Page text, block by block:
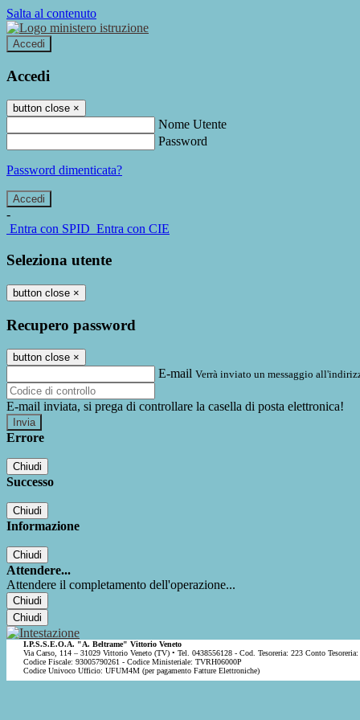
Salta al contenuto
Accedi
Accedi
button close ×
Nome Utente
Password
Password dimenticata?
-
Entra con SPID Entra con CIE
Seleziona utente
button close ×
Recupero password
button close ×
E-mail Verrà inviato un messaggio
E-mail inviata, si prega di controllare la casella di posta elettronica!
Errore
Chiudi
Successo
Chiudi
Informazione
Chiudi
Attendere...
Attendere il completamento dell'operazione...
Chiudi
Chiudi
I.P.S.S.E.O.A. "A. Beltrame" Vittorio Veneto
Via Carso, 114 – 31029 Vittorio Veneto (TV) • Tel. 0438556128 - Cod. Tesoreria: 223 Conto
Codice Fiscale: 93005790261 - Codice Ministeriale: TVRH06000P
Codice Univoco Ufficio: UFUM4M (per pagamento Fatture Elettroniche)